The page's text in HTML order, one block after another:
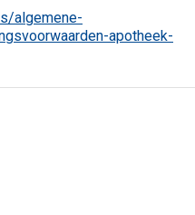
algemene-
apotheek-